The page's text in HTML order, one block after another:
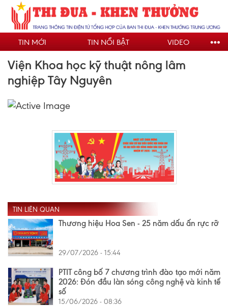
Nhảy
đến
nội
dungTIN MỚI TIN NỔI BẬT VIDEO
Viện Khoa học kỹ thuật nông lâm
nghiệp Tây Nguyên
TIN LIÊN QUAN
Thương hiệu Hoa Sen - 25 năm dấu ấn rực rỡ
29/07/2026 - 15:44
PTIT công bố 7 chương trình đào tạo mới năm
2026: Đón đầu làn sóng công nghệ và kinh tế
số
15/06/2026 - 08:36